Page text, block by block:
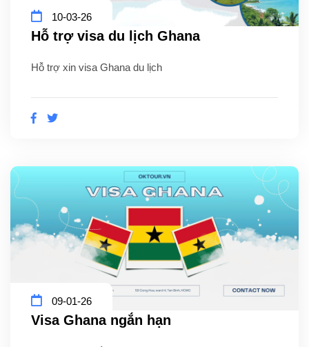
10-03-26
Hỗ trợ visa du lịch Ghana
Hỗ trợ xin visa Ghana du lịch
09-01-26
Visa Ghana ngắn hạn